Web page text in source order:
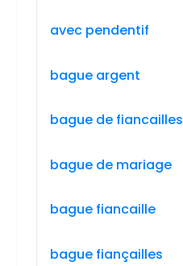
avec pendentif
bague argent
bague de fiancailles
bague de mariage
bague fiancaille
bague fiançailles